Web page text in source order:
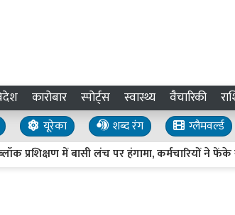
कारोबार स्पोर्ट्स स्वास्थ्य वैचारिकी
यूरेका शब्द रंग
ग्लैमवर्ल्ड
में बासी लंच पर हंगामा, कर्मचारियों ने फेंके खाने